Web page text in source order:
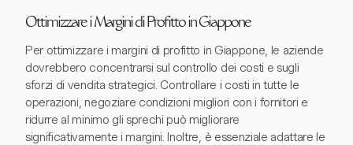
Ottimizzare i Margini di Profitto in Giappone
Per ottimizzare i margini di profitto in Giappone, le aziende
dovrebbero concentrarsi sul controllo dei costi e sugli
sforzi di vendita strategici. Controllare i costi in tutte le
operazioni, negoziare condizioni migliori con i fornitori e
ridurre al minimo gli sprechi può migliorare
significativamente i margini. Inoltre, è essenziale adattare le